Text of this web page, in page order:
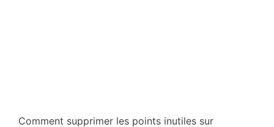
Comment supprimer les points inutiles sur